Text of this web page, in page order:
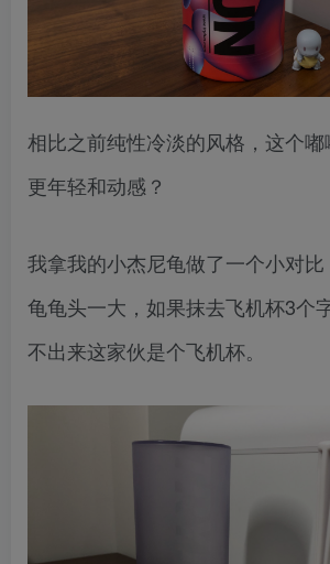
相比之前纯性冷淡的风格，这个
更年轻和动感？
我拿我的小杰尼龟做了一个小对
龟龟头一大，如果抹去飞机杯3个
不出来这家伙是个飞机杯。